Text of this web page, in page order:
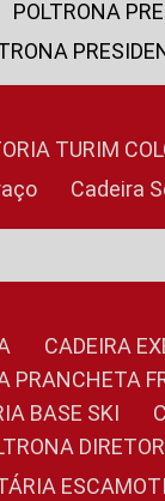
POLTRONA
TURIM
Cadeira
CADEIRA
PRANCHETA
BASE SKI